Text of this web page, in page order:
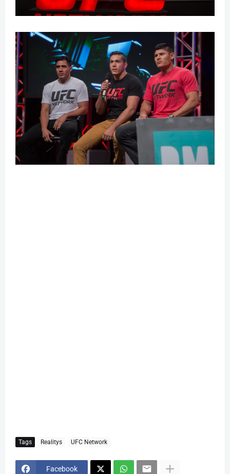
Tags Realitys UFC Network
Facebook